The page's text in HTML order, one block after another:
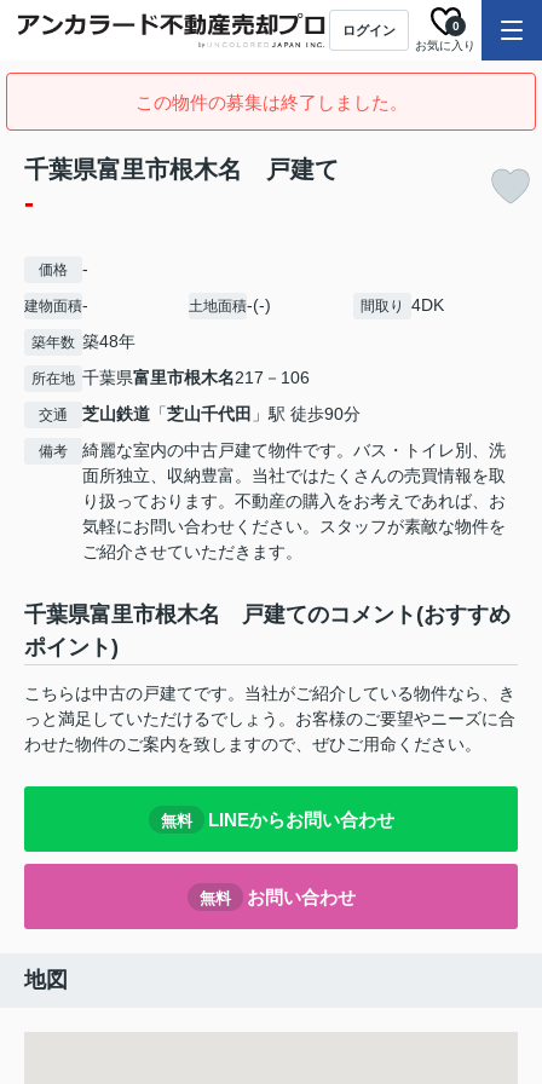
ログイン
お気に入り
0
この物件の募集は終了しました。
千葉県富里市根木名 戸建て
-
価格 -
建物面積- 土地面積-(-) 間取り 4DK
築年数 築48年
所在地 千葉県富里市根木名217－106
交通 芝山鉄道 「芝山千代田 」駅 徒歩90分
備考
綺麗な室内の中古戸建て物件です。バス・トイレ別、洗
面所独立、収納豊富。当社ではたくさんの売買情報を取
り扱っております。不動産の購入をお考えであれば、お
気軽にお問い合わせください。スタッフが素敵な物件を
ご紹介させていただきます。
千葉県富里市根木名 戸建てのコメント(おすすめ
ポイント)
こちらは中古の戸建てです。当社がご紹介している物件なら、き
っと満足していただけるでしょう。お客様のご要望やニーズに合
わせた物件のご案内を致しますので、ぜひご用命ください。
無料 LINEからお問い合わせ
無料 お問い合わせ
地図